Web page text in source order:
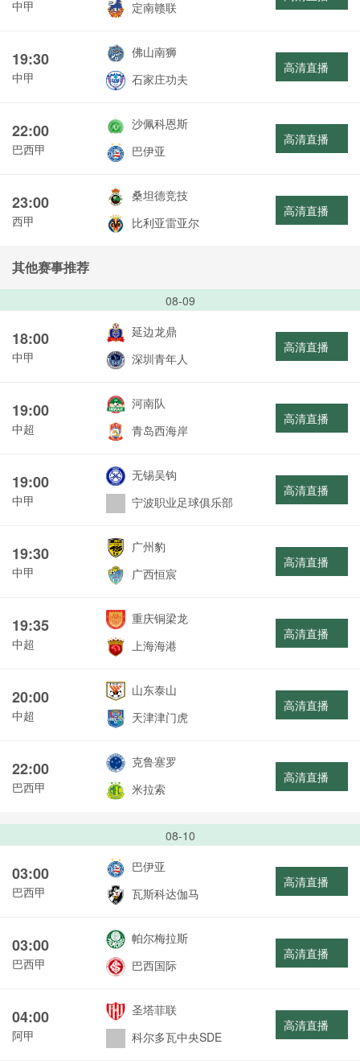
中甲 定南赣联
19:30
中甲
佛山南狮
石家庄功夫
高清直播
22:00
巴西甲
沙佩科恩斯
巴伊亚
高清直播
23:00
西甲
桑坦德竞技
比利亚雷亚尔
高清直播
其他赛事推荐
08-09
18:00
中甲
延边龙鼎
深圳青年人
高清直播
19:00
中超
河南队
青岛西海岸
高清直播
19:00
中甲
无锡吴钩
宁波职业足球俱乐部
高清直播
19:30
中甲
广州豹
广西恒宸
高清直播
19:35
中超
重庆铜梁龙
上海海港
高清直播
20:00
中超
山东泰山
天津津门虎
高清直播
22:00
巴西甲
克鲁塞罗
米拉索
高清直播
08-10
03:00
巴西甲
巴伊亚
瓦斯科达伽马
高清直播
03:00
巴西甲
帕尔梅拉斯
巴西国际
高清直播
04:00
阿甲
圣塔菲联
科尔多瓦中央SDE
高清直播